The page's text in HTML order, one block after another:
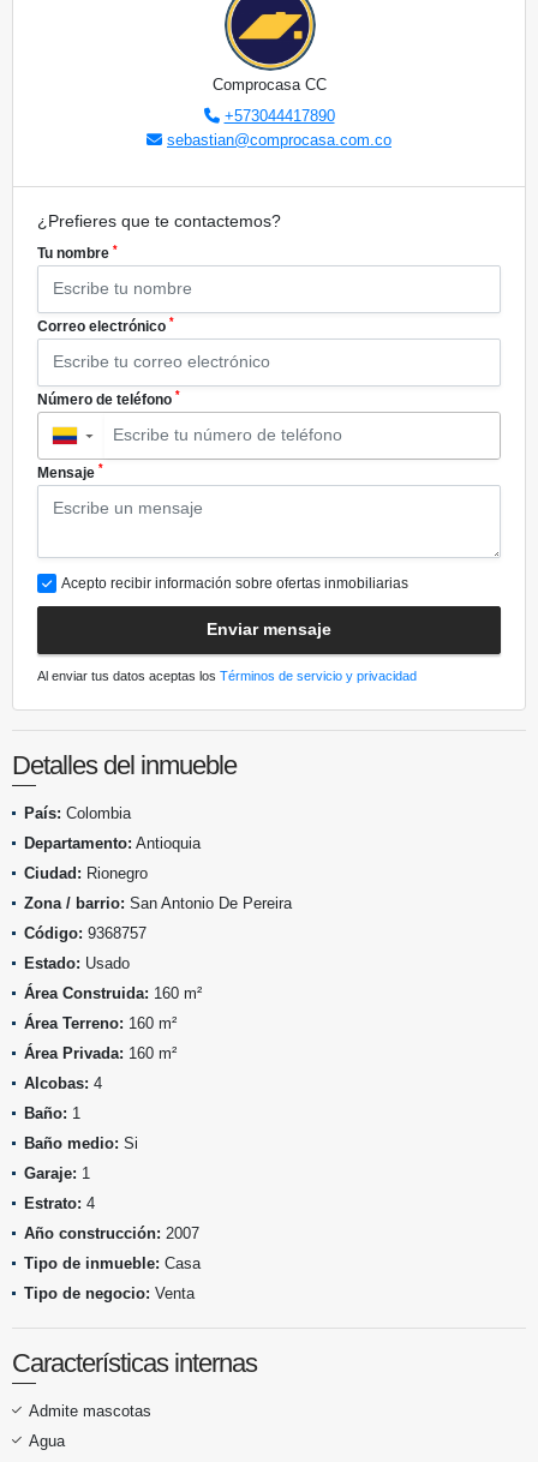
Comprocasa CC
+573044417890
sebastian@comprocasa.com.co
¿Prefieres que te contactemos?
Tu nombre *
Correo electrónico *
Número de teléfono *
▼
Mensaje *
Acepto recibir información sobre ofertas inmobiliarias
Enviar mensaje
Al enviar tus datos aceptas los Términos de servicio y privacidad
Detalles del inmueble
País: Colombia
Departamento: Antioquia
Ciudad: Rionegro
Zona / barrio: San Antonio De Pereira
Código: 9368757
Estado: Usado
Área Construida: 160 m²
Área Terreno: 160 m²
Área Privada: 160 m²
Alcobas: 4
Baño: 1
Baño medio: Si
Garaje: 1
Estrato: 4
Año construcción: 2007
Tipo de inmueble: Casa
Tipo de negocio: Venta
Características internas
Admite mascotas
Agua